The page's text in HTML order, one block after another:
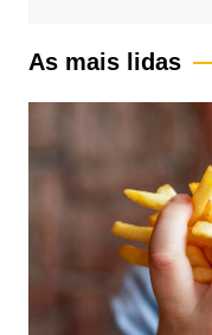
As mais lidas